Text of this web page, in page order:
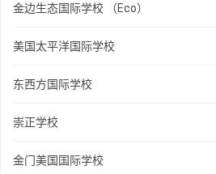
金边生态国际学校 （Eco）
美国太平洋国际学校
东西方国际学校
崇正学校
金门美国国际学校